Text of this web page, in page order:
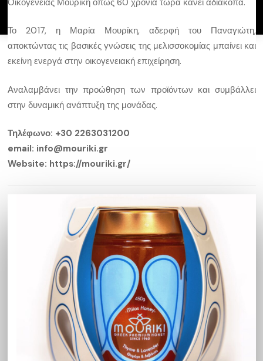
Το 2017, η Μαρία Μουρίκη, αδερφή του Παναγιώτη,
αποκτώντας τις βασικές γνώσεις της μελισσοκομίας μπαίνει και
εκείνη ενεργά στην οικογενειακή επιχείρηση.
Αναλαμβάνει την προώθηση των προϊόντων και συμβάλλει
στην δυναμική ανάπτυξη της μονάδας.
Τηλέφωνο: +30 2263031200
email: info@mouriki.gr
Website: https://mouriki.gr/